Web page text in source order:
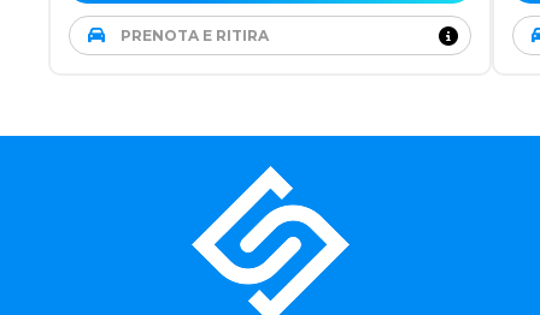
PRENOTA E RITIRA